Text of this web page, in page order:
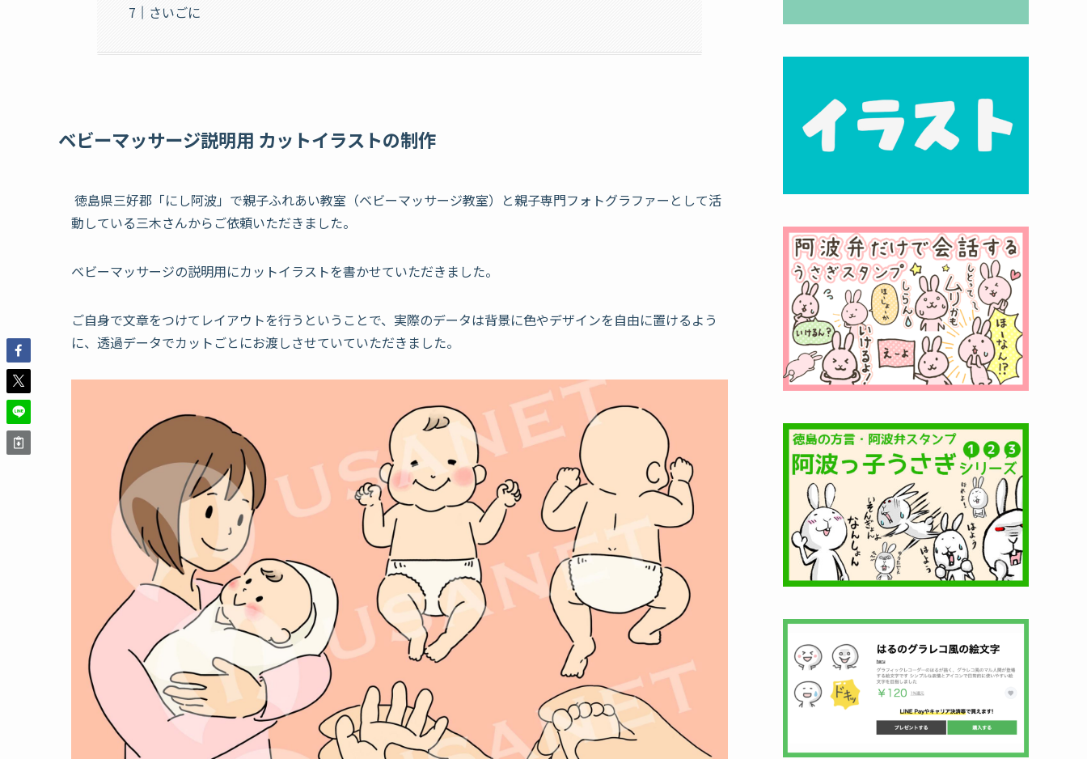
さいごに
ベビーマッサージ説明用 カットイラストの制作
徳島県三好郡「にし阿波」で親子ふれあい教室（ベビーマッサージ教室）と親子専門フォトグラファーとして活
動している三木さんからご依頼いただきました。
ベビーマッサージの説明用にカットイラストを書かせていただきました。
ご自身で文章をつけてレイアウトを行うということで、実際のデータは背景に色やデザインを自由に置けるよう
に、透過データでカットごとにお渡しさせていていただきました。